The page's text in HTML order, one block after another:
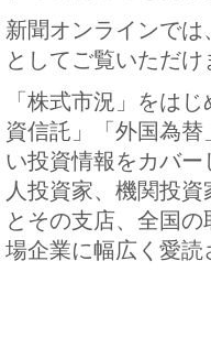
新聞オンラインで
としてご覧いただけ
「株式市況」をは
資信託」「外国為
い投資情報をカバ
人投資家、機関投
とその支店、全国
場企業に幅広く愛読